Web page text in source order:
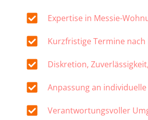
Expertise in Messie-
Kurzfristige Termine
Diskretion,
Anpassung an
Verantwortungsvoller